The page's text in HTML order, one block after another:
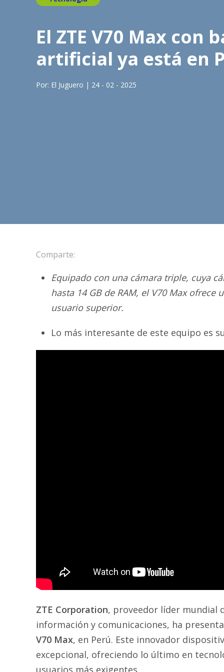
El ZTE V70 Max
artificial ya está en
Por: El Juguero | 24 - 02 - 2025
Comparte:
Equipado con una cámara triple, cuya
hasta 14 GB de RAM, el V70 Max
usuario superior.
Lo más interesante de este equipo es
ZTE Corporation, proveedor líder mundial
información y comunicaciones, ha
V70 Max, en Perú. Este innovador
excepcional, ofreciendo lo último en
usuarios más exigentes.